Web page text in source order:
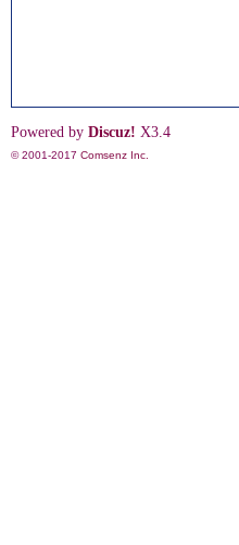
Powered by Discuz! X3.4
© 2001-2017 Comsenz Inc.